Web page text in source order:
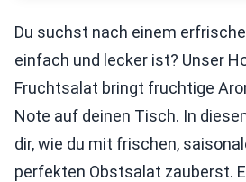
Du suchst nach einem
einfach und lecker ist? Unser
Fruchtsalat bringt fruchtige
Note auf deinen Tisch. In
dir, wie du mit frischen,
perfekten Obstsalat zauberst.